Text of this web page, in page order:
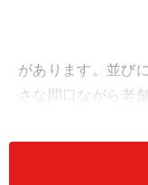
があります。並び
さな間口ながら老